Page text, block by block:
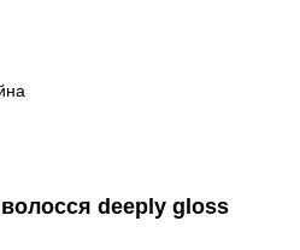
deeply gloss